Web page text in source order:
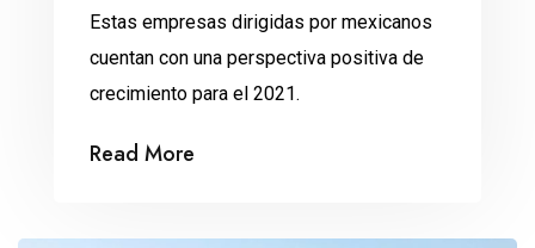
Estas empresas dirigidas por mexicanos
cuentan con una perspectiva positiva de
crecimiento para el 2021.
Read More